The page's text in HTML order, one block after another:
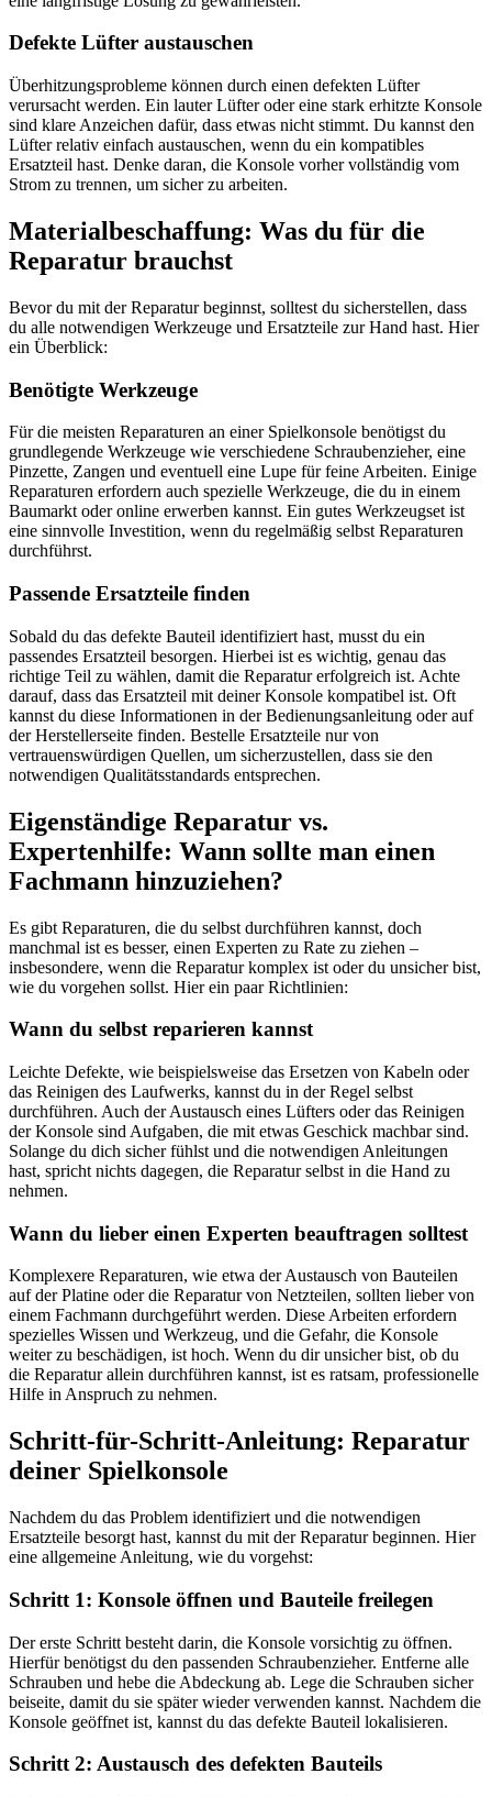
Defekte Lüfter austauschen
Überhitzungsprobleme können durch einen defekten Lüfter
verursacht werden. Ein lauter Lüfter oder eine stark erhitzte Konsole
sind klare Anzeichen dafür, dass etwas nicht stimmt. Du kannst den
Lüfter relativ einfach austauschen, wenn du ein kompatibles
Ersatzteil hast. Denke daran, die Konsole vorher vollständig vom
Strom zu trennen, um sicher zu arbeiten.
Materialbeschaffung: Was du für die
Reparatur brauchst
Bevor du mit der Reparatur beginnst, solltest du sicherstellen, dass
du alle notwendigen Werkzeuge und Ersatzteile zur Hand hast. Hier
ein Überblick:
Benötigte Werkzeuge
Für die meisten Reparaturen an einer Spielkonsole benötigst du
grundlegende Werkzeuge wie verschiedene Schraubenzieher, eine
Pinzette, Zangen und eventuell eine Lupe für feine Arbeiten. Einige
Reparaturen erfordern auch spezielle Werkzeuge, die du in einem
Baumarkt oder online erwerben kannst. Ein gutes Werkzeugset ist
eine sinnvolle Investition, wenn du regelmäßig selbst Reparaturen
durchführst.
Passende Ersatzteile finden
Sobald du das defekte Bauteil identifiziert hast, musst du ein
passendes Ersatzteil besorgen. Hierbei ist es wichtig, genau das
richtige Teil zu wählen, damit die Reparatur erfolgreich ist. Achte
darauf, dass das Ersatzteil mit deiner Konsole kompatibel ist. Oft
kannst du diese Informationen in der Bedienungsanleitung oder auf
der Herstellerseite finden. Bestelle Ersatzteile nur von
vertrauenswürdigen Quellen, um sicherzustellen, dass sie den
notwendigen Qualitätsstandards entsprechen.
Eigenständige Reparatur vs.
Expertenhilfe: Wann sollte man einen
Fachmann hinzuziehen?
Es gibt Reparaturen, die du selbst durchführen kannst, doch
manchmal ist es besser, einen Experten zu Rate zu ziehen –
insbesondere, wenn die Reparatur komplex ist oder du unsicher bist,
wie du vorgehen sollst. Hier ein paar Richtlinien:
Wann du selbst reparieren kannst
Leichte Defekte, wie beispielsweise das Ersetzen von Kabeln oder
das Reinigen des Laufwerks, kannst du in der Regel selbst
durchführen. Auch der Austausch eines Lüfters oder das Reinigen
der Konsole sind Aufgaben, die mit etwas Geschick machbar sind.
Solange du dich sicher fühlst und die notwendigen Anleitungen
hast, spricht nichts dagegen, die Reparatur selbst in die Hand zu
nehmen.
Wann du lieber einen Experten beauftragen solltest
Komplexere Reparaturen, wie etwa der Austausch von Bauteilen
auf der Platine oder die Reparatur von Netzteilen, sollten lieber von
einem Fachmann durchgeführt werden. Diese Arbeiten erfordern
spezielles Wissen und Werkzeug, und die Gefahr, die Konsole
weiter zu beschädigen, ist hoch. Wenn du dir unsicher bist, ob du
die Reparatur allein durchführen kannst, ist es ratsam, professionelle
Hilfe in Anspruch zu nehmen.
Schritt-für-Schritt-Anleitung: Reparatur
deiner Spielkonsole
Nachdem du das Problem identifiziert und die notwendigen
Ersatzteile besorgt hast, kannst du mit der Reparatur beginnen. Hier
eine allgemeine Anleitung, wie du vorgehst:
Schritt 1: Konsole öffnen und Bauteile freilegen
Der erste Schritt besteht darin, die Konsole vorsichtig zu öffnen.
Hierfür benötigst du den passenden Schraubenzieher. Entferne alle
Schrauben und hebe die Abdeckung ab. Lege die Schrauben sicher
beiseite, damit du sie später wieder verwenden kannst. Nachdem die
Konsole geöffnet ist, kannst du das defekte Bauteil lokalisieren.
Schritt 2: Austausch des defekten Bauteils